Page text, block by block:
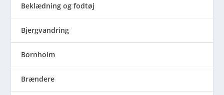
Beklædning og fodtøj
Bjergvandring
Bornholm
Brændere